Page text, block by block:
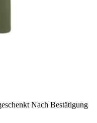
Nach Bestätigung